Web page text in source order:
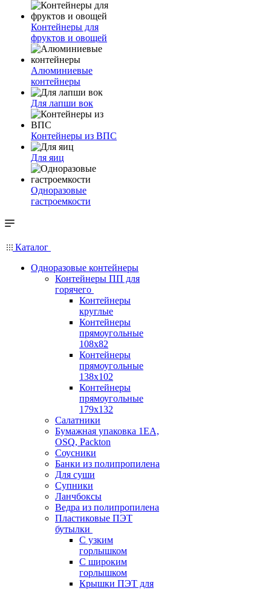
Контейнеры для
фруктов и овощей
Алюминиевые
контейнеры
Для лапши вок
Контейнеры из ВПС
Для яиц
Одноразовые
гастроемкости
Каталог
Одноразовые контейнеры
Контейнеры ПП для
горячего
Контейнеры
круглые
Контейнеры
прямоугольные
108х82
Контейнеры
прямоугольные
138х102
Контейнеры
прямоугольные
179х132
Салатники
Бумажная упаковка 1ЕА,
OSQ, Packton
Соусники
Банки из полипропилена
Для суши
Супники
Ланчбоксы
Ведра из полипропилена
Пластиковые ПЭТ
бутылки
С узким
горлышком
С широким
горлышком
Крышки ПЭТ для